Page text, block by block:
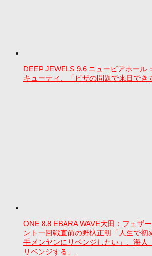
DEEP JEWELS 9.6 ニューピアホール
キューティ、「ビザの問題で来日でき
ONE 8.8 EBARA WAVE大田：フェザ
ント一回戦直前の野杁正明「人生で初
手メンヤンにリベンジしたい」、海人
リベンジする」